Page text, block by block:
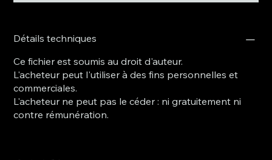
Détails techniques
Ce fichier est soumis au droit d'auteur.
L'acheteur peut l'utiliser à des fins personnelles et
commerciales.
L'acheteur ne peut pas le céder : ni gratuitement ni
contre rémunération.